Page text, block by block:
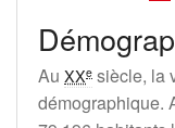
Au XXe siècle, la
démographique.